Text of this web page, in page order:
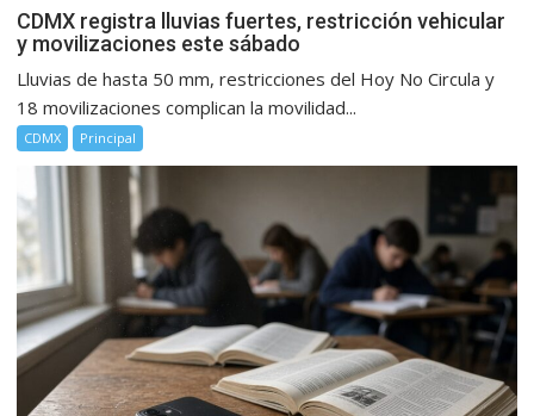
CDMX registra lluvias fuertes, restricción vehicular
y movilizaciones este sábado
Lluvias de hasta 50 mm, restricciones del Hoy No Circula y
18 movilizaciones complican la movilidad...
CDMX Principal